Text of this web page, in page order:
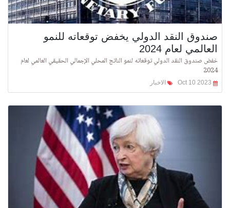
صندوق النقد الدولي يخفض توقعاته للنمو
العالمي لعام 2024
خفض صندوق النقد الدولي توقعاته لنمو الناتج المحلي الإجمالي الحقيقي العالمي لعام
2024
الاخبار